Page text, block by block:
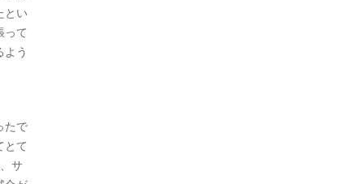
とい
って
う
たで
とて
サ